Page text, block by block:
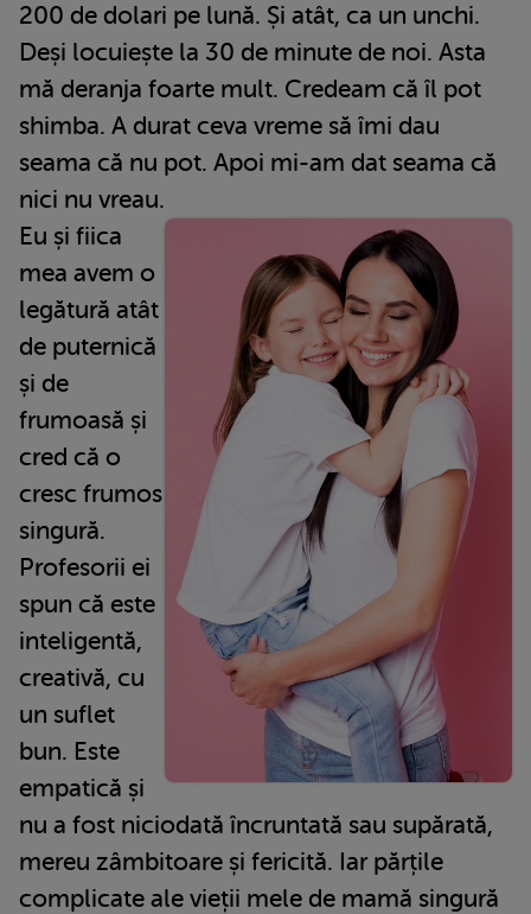
200 de dolari pe lună. Și atât, ca un unchi.
Deși locuiește la 30 de minute de noi. Asta
mă deranja foarte mult. Credeam că îl pot
shimba. A durat ceva vreme să îmi dau
seama că nu pot. Apoi mi-am dat seama că
nici nu vreau.
Eu și fiica
mea avem o
legătură atât
de puternică
și de
frumoasă și
cred că o
cresc frumos
singură.
Profesorii ei
spun că este
inteligentă,
creativă, cu
un suflet
bun. Este
empatică și
nu a fost niciodată încruntată sau supărată,
mereu zâmbitoare și fericită. Iar părțile
complicate ale vieții mele de mamă singură